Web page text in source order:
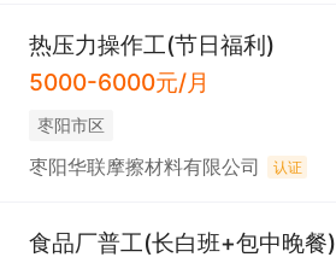
热压力操作工(节日福利)
5000-6000元/月
枣阳市区
枣阳华联摩擦材料有限公司 认证
食品厂普工(长白班+包中晚餐)